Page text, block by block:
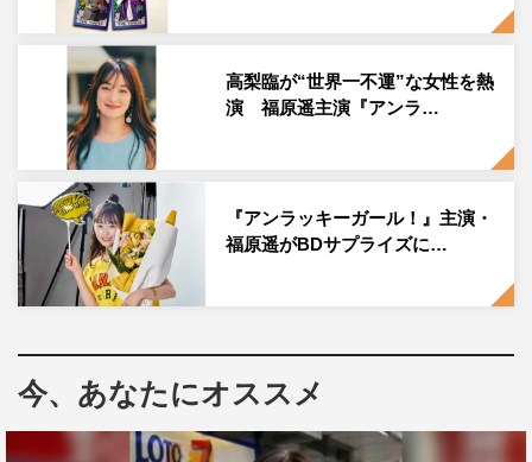
2021年10月7日（木）スタート
毎週木曜 後11・59～
この記事の写真
アンラッキーガール！ バカリズム
高梨臨が“世界一不運”な女性を熱
演 福原遥主演『アンラ…
『アンラッキーガール！』主演・
福原遥がBDサプライズに…
今、あなたにオススメ